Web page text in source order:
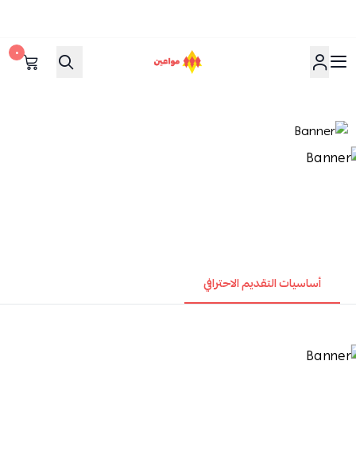
مواعين
٠
أساسيات التقديم الاحترافي